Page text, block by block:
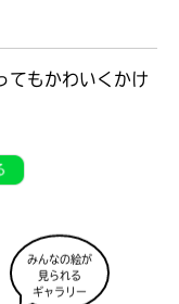
出会える
もかわいくかけ
みんなの絵が
見られる
ギャラリー